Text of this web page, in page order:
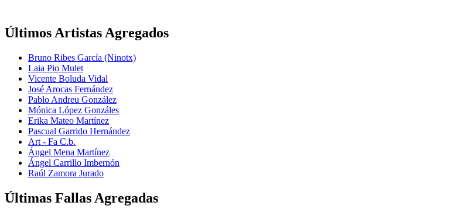
Últimos Artistas Agregados
Bruno Ribes García (Ninotx)
Laia Pio Mulet
Vicente Boluda Vidal
José Arocas Fernández
Pablo Andreu González
Mónica López Gonzáles
Erika Mateo Martínez
Pascual Garrido Hernández
Art - Fa C.b.
Ángel Mena Martínez
Ángel Carrillo Imbernón
Raúl Zamora Jurado
Últimas Fallas Agregadas